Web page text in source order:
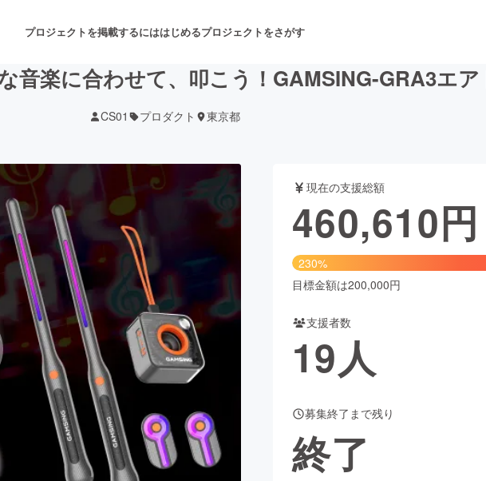
プロジェクトを掲載するにははじめるプロジェクトをさがす
音楽 舞台・パフォーマンス
ゲーム・サービス開発 ファッショ
書籍・雑誌出版
チャレンジ ビューティー・ヘルスケア
CAMPFIRE for Social Good
CAMPFIRE Creation
CAMPFIREふるさと納税 machi-ya コミュニティ
音楽に合わせて、叩こう！GAMSING-GRA3エ
CS01 プロダクト 東京都
現在の支援総額
460,610円
230%
目標金額は200,000円
支援者数
19人
募集終了まで残り
終了